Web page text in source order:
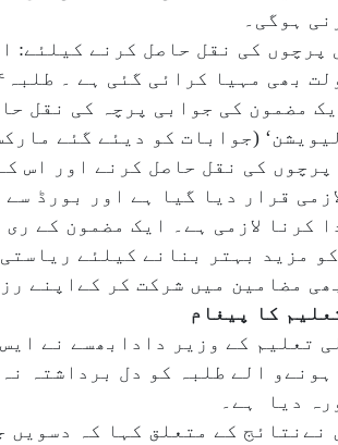
ہوگی۔
پرچوں کی نقل حاصل کرنے کیلئے:
مضمون کی جوابی پرچہ کی نقل حاصل کرنے کی فیس
پرچوں کی نقل حاصل کرنے اور اس
لازمی ہے۔ ایک مضمون کے ری ولیویشن کی فیس
مضامین میں شرکت کر کےاپنے
کا پیغام
تعلیم کے وزیر دادابھسے نے
ہونےو الے طلبہ کو دل برداشتہ
دیا ہے۔
نےنتائج کے متعلق کہا کہ